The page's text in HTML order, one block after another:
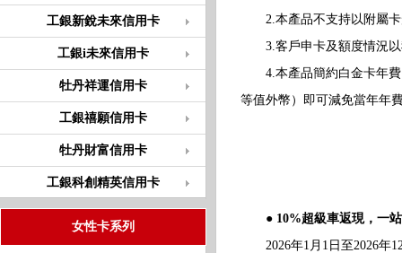
工銀新銳未來信用卡
工銀i未來信用卡
牡丹祥運信用卡
工銀禧願信用卡
牡丹財富信用卡
工銀科創精英信用卡
女性卡系列
2.本產品不支持以附屬卡
3.客戶申卡及額度情況以
4.本產品簡約白金卡年費
等值外幣）即可減免當年年
● 10%超級車返現，一站
2026年1月1日至2026年12